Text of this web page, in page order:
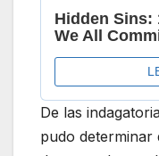
De las
pudo determinar